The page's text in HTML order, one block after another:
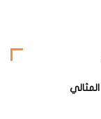
العالمي سوف يصل
بعدها وفق